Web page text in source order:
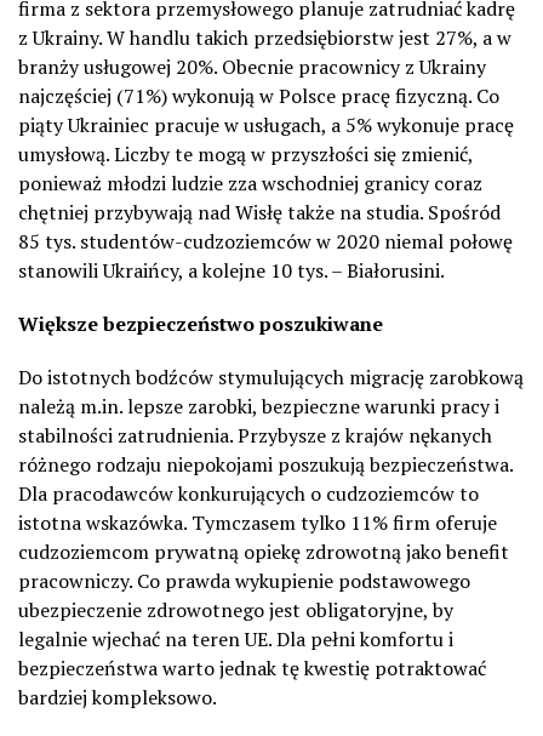
firma z sektora przemysłowego planuje zatrudniać kadrę
z Ukrainy. W handlu takich przedsiębiorstw jest 27%, a w
branży usługowej 20%. Obecnie pracownicy z Ukrainy
najczęściej (71%) wykonują w Polsce pracę fizyczną. Co
piąty Ukrainiec pracuje w usługach, a 5% wykonuje pracę
umysłową. Liczby te mogą w przyszłości się zmienić,
ponieważ młodzi ludzie zza wschodniej granicy coraz
chętniej przybywają nad Wisłę także na studia. Spośród
85 tys. studentów-cudzoziemców w 2020 niemal połowę
stanowili Ukraińcy, a kolejne 10 tys. – Białorusini.
Większe bezpieczeństwo poszukiwane
Do istotnych bodźców stymulujących migrację zarobkową
należą m.in. lepsze zarobki, bezpieczne warunki pracy i
stabilności zatrudnienia. Przybysze z krajów nękanych
różnego rodzaju niepokojami poszukują bezpieczeństwa.
Dla pracodawców konkurujących o cudzoziemców to
istotna wskazówka. Tymczasem tylko 11% firm oferuje
cudzoziemcom prywatną opiekę zdrowotną jako benefit
pracowniczy. Co prawda wykupienie podstawowego
ubezpieczenie zdrowotnego jest obligatoryjne, by
legalnie wjechać na teren UE. Dla pełni komfortu i
bezpieczeństwa warto jednak tę kwestię potraktować
bardziej kompleksowo.